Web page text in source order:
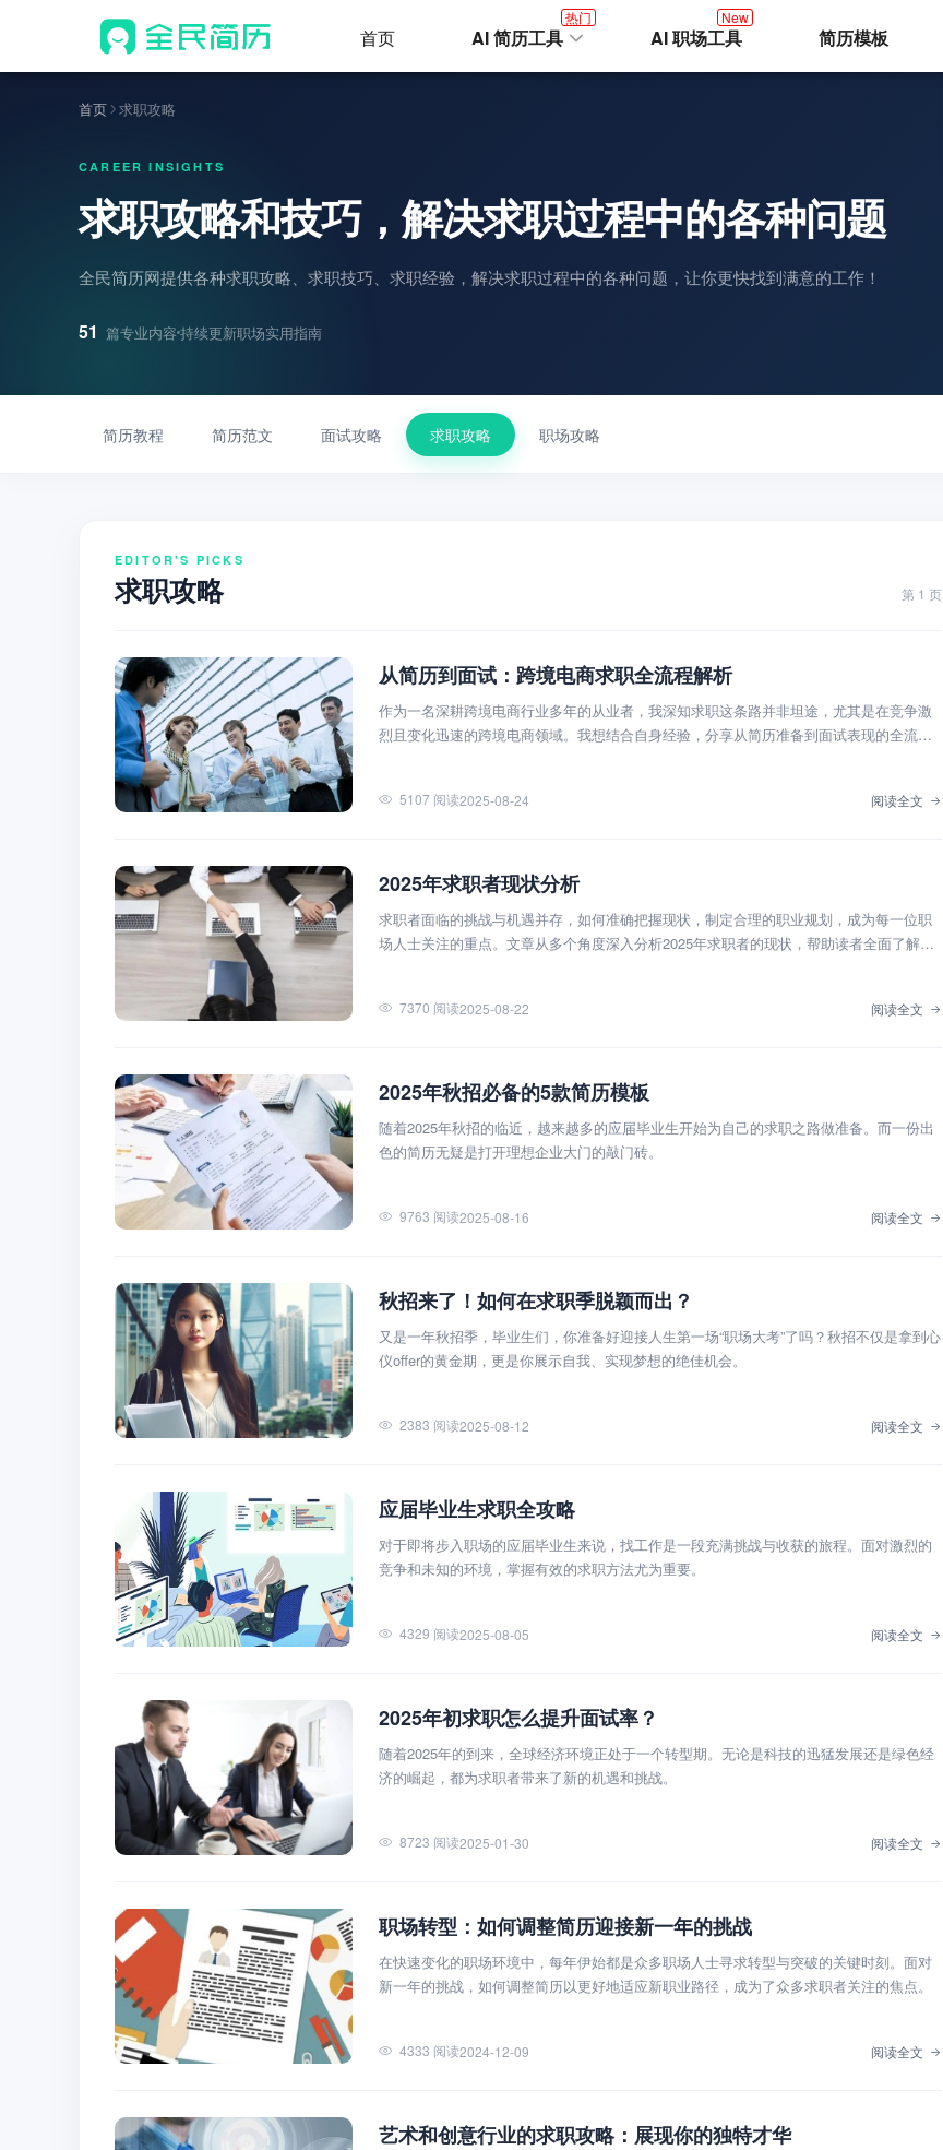
首页 AI 简历工具
热门
AI 职场工具
New
简历模板
首页 求职攻略
CAREER INSIGHTS
求职攻略和技巧，解决求职过程中的各种问题
全民简历网提供各种求职攻略、求职技巧、求职经验，解决求职过程中的各种问题，让你更快找到满意的工作！
51 篇专业内容 持续更新职场实用指南
简历教程 简历范文 面试攻略 求职攻略 职场攻略
EDITOR'S PICKS
求职攻略 第 1 页
从简历到面试：跨境电商求职全流程解析
作为一名深耕跨境电商行业多年的从业者，我深知求职这条路并非坦途，尤其是在竞争激
烈且变化迅速的跨境电商领域。我想结合自身经验，分享从简历准备到面试表现的全流程
5107 阅读2025-08-24 阅读全文
2025年求职者现状分析
求职者面临的挑战与机遇并存，如何准确把握现状，制定合理的职业规划，成为每一位职
场人士关注的重点。文章从多个角度深入分析2025年求职者的现状，帮助读者全面了解当
7370 阅读2025-08-22 阅读全文
2025年秋招必备的5款简历模板
随着2025年秋招的临近，越来越多的应届毕业生开始为自己的求职之路做准备。而一份出
色的简历无疑是打开理想企业大门的敲门砖。
9763 阅读2025-08-16 阅读全文
秋招来了！如何在求职季脱颖而出？
又是一年秋招季，毕业生们，你准备好迎接人生第一场“职场大考”了吗？秋招不仅是拿到心
仪offer的黄金期，更是你展示自我、实现梦想的绝佳机会。
2383 阅读2025-08-12 阅读全文
应届毕业生求职全攻略
对于即将步入职场的应届毕业生来说，找工作是一段充满挑战与收获的旅程。面对激烈的
竞争和未知的环境，掌握有效的求职方法尤为重要。
4329 阅读2025-08-05 阅读全文
2025年初求职怎么提升面试率？
随着2025年的到来，全球经济环境正处于一个转型期。无论是科技的迅猛发展还是绿色经
济的崛起，都为求职者带来了新的机遇和挑战。
8723 阅读2025-01-30 阅读全文
职场转型：如何调整简历迎接新一年的挑战
在快速变化的职场环境中，每年伊始都是众多职场人士寻求转型与突破的关键时刻。面对
新一年的挑战，如何调整简历以更好地适应新职业路径，成为了众多求职者关注的焦点。
4333 阅读2024-12-09 阅读全文
艺术和创意行业的求职攻略：展现你的独特才华